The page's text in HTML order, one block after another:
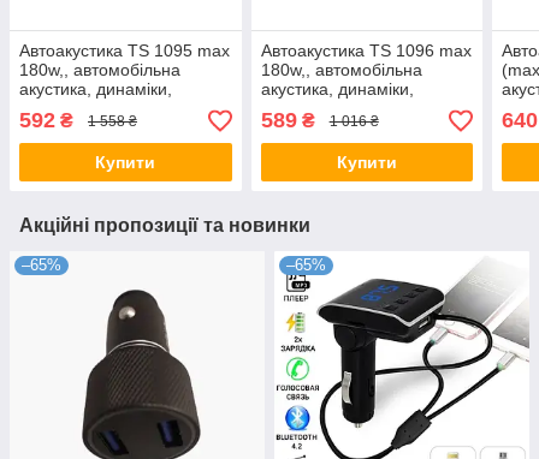
Автоакустика TS 1095 max
180w,, автомобільна
акустика, динаміки,
автомобільні колонки
592 ₴ 1 558 ₴
Купити
Автоакустика TS 1096 max
180w,, автомобільна
акустика, динаміки,
автомобільні колонки
589₴ 1 016 ₴
Купити
640
Акційні пропозиції та новинки
–65% –65%